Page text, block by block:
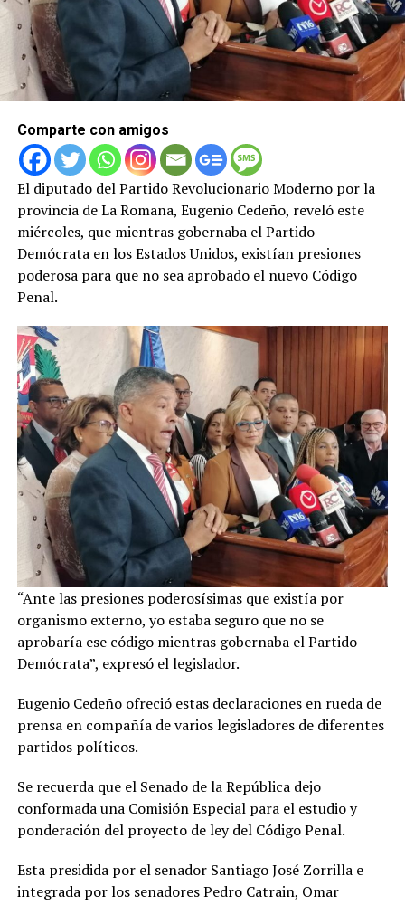
Comparte con amigos
El diputado del Partido Revolucionario Moderno por la
provincia de La Romana, Eugenio Cedeño, reveló este
miércoles, que mientras gobernaba el Partido
Demócrata en los Estados Unidos, existían presiones
poderosa para que no sea aprobado el nuevo Código
Penal.
“Ante las presiones poderosísimas que existía por
organismo externo, yo estaba seguro que no se
aprobaría ese código mientras gobernaba el Partido
Demócrata”, expresó el legislador.
Eugenio Cedeño ofreció estas declaraciones en rueda de
prensa en compañía de varios legisladores de diferentes
partidos políticos.
Se recuerda que el Senado de la República dejo
conformada una Comisión Especial para el estudio y
ponderación del proyecto de ley del Código Penal.
Esta presidida por el senador Santiago José Zorrilla e
integrada por los senadores Pedro Catrain, Omar